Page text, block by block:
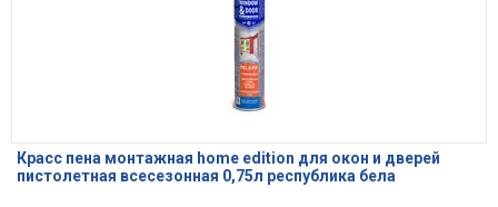
Красс пена монтажная home edition для окон и дверей
пистолетная всесезонная 0,75л республика бела